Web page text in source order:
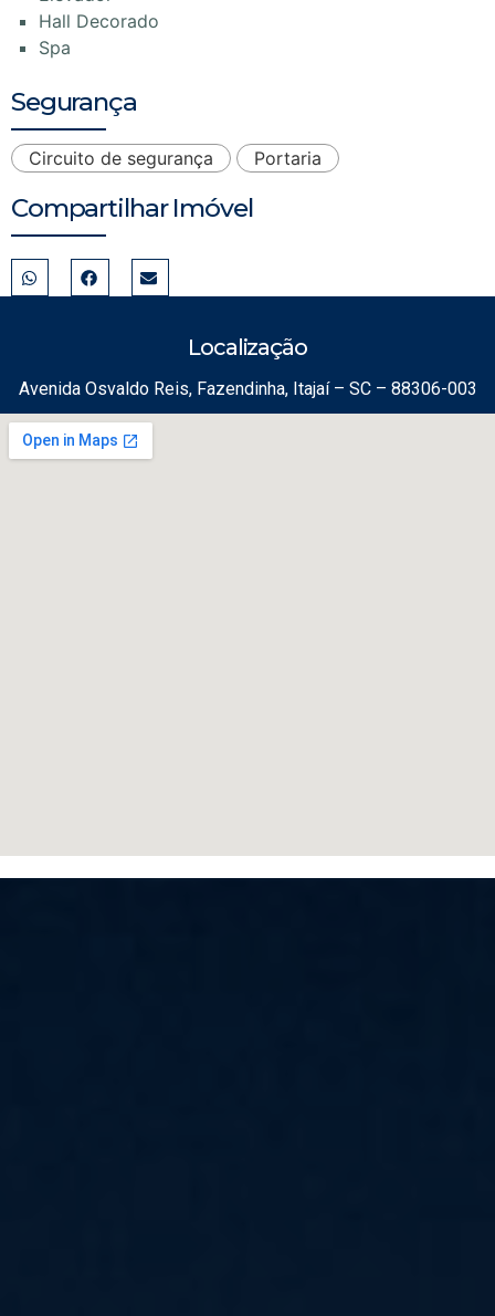
Hall Decorado
Spa
Segurança
Circuito de segurança Portaria
Compartilhar Imóvel
Localização
Avenida Osvaldo Reis, Fazendinha, Itajaí – SC – 88306-003